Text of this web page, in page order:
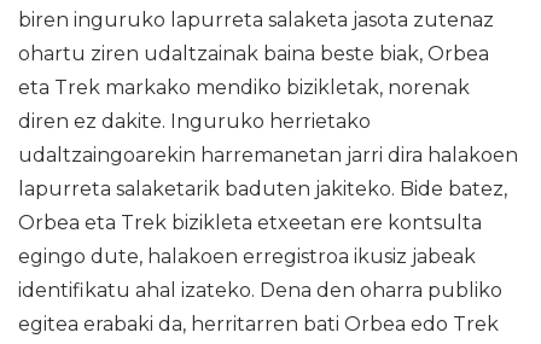
biren inguruko lapurreta salaketa jasota zutenaz
ohartu ziren udaltzainak baina beste biak, Orbea
eta Trek markako mendiko bizikletak, norenak
diren ez dakite. Inguruko herrietako
udaltzaingoarekin harremanetan jarri dira halakoen
lapurreta salaketarik baduten jakiteko. Bide batez,
Orbea eta Trek bizikleta etxeetan ere kontsulta
egingo dute, halakoen erregistroa ikusiz jabeak
identifikatu ahal izateko. Dena den oharra publiko
egitea erabaki da, herritarren bati Orbea edo Trek